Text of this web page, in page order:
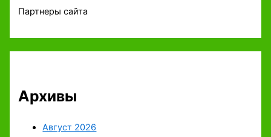
Партнеры сайта
Архивы
Август 2026